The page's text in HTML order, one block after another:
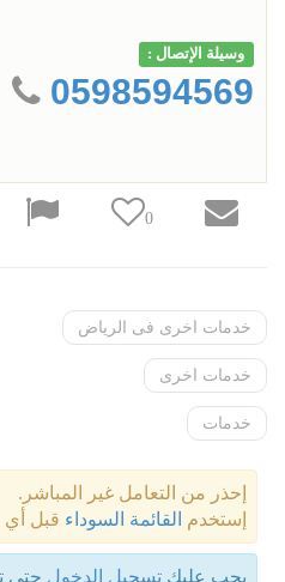
وسيلة الإتصال :
0598594569
0
خدمات اخرى فى الرياض
خدمات اخرى
خدمات
إحذر من التعامل غير المباشر.
إستخدم القائمة السوداء قبل أي
يجب عليك تسجيل الدخول حتى